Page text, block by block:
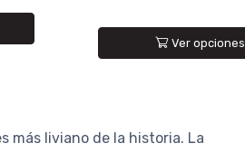
Ver opciones
más liviano de la historia. La